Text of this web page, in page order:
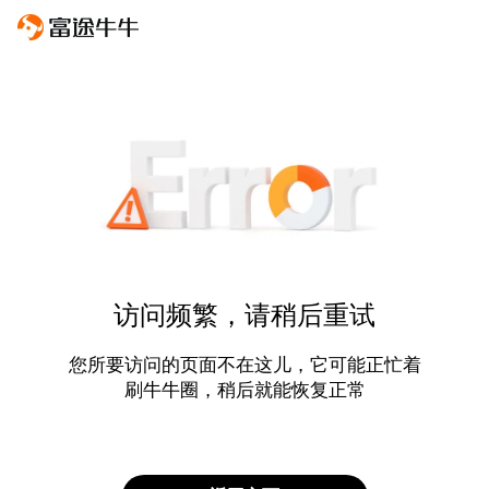
访问频繁，请稍后重试
您所要访问的页面不在这儿，它可能正忙着
刷牛牛圈，稍后就能恢复正常